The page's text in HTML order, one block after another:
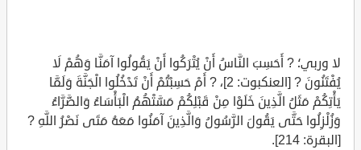
لا وربي؛ ? أَحَسِبَ النَّاسُ أَنْ يُتْرَكُوا أَنْ يَقُولُوا آمَنَّا وَهُمْ لَا
يُفْتَنُونَ ? [العنكبوت: 2]، ? أَمْ حَسِبْتُمْ أَنْ تَدْخُلُوا الْجَنَّةَ وَلَمَّا
يَأْتِكُمْ مَثَلُ الَّذِينَ خَلَوْا مِنْ قَبْلِكُمْ مَسَّتْهُمُ الْبَأْسَاءُ وَالضَّرَّاءُ
وَزُلْزِلُوا حَتَّى يَقُولَ الرَّسُولُ وَالَّذِينَ آمَنُوا مَعَهُ مَتَى نَصْرُ اللَّهِ ?
[البقرة: 214].